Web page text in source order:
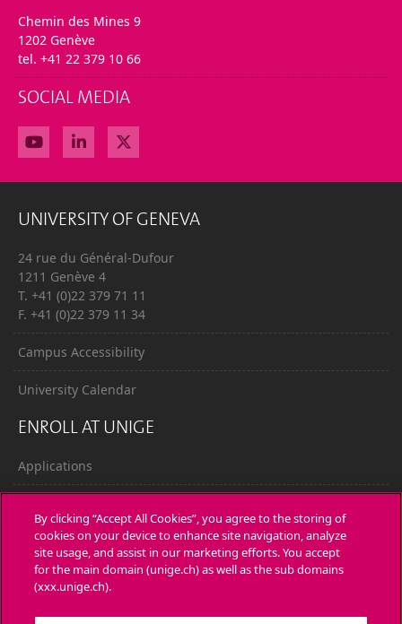
Chemin des Mines 9
1202 Genève
tel. +41 22 379 10 66
SOCIAL MEDIA
UNIVERSITY OF GENEVA
24 rue du Général-Dufour
1211 Genève 4
T. +41 (0)22 379 71 11
F. +41 (0)22 379 11 34
Campus Accessibility
University Calendar
ENROLL AT UNIGE
Applications
Ask a question
CONTACT
Media
By clicking “Accept All Cookies”, you agree to the storing of
cookies on your device to enhance site navigation, analyze
site usage, and assist in our marketing efforts. You accept
for the main domain (unige.ch) as well as the sub domains
(xxx.unige.ch).